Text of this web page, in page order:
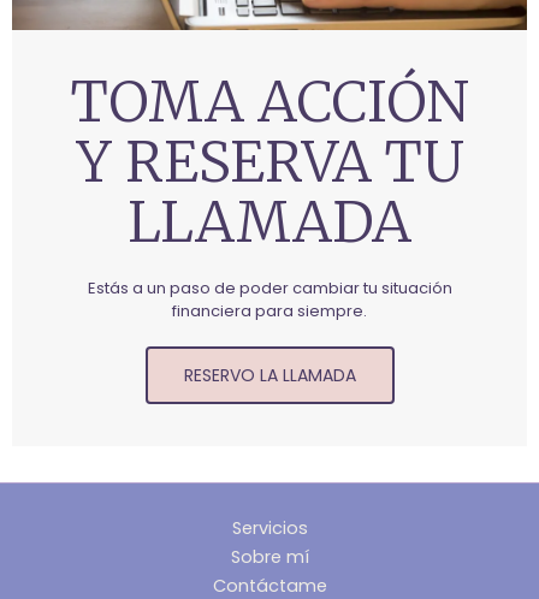
TOMA ACCIÓN
Y RESERVA TU
LLAMADA
Estás a un paso de poder cambiar tu situación
financiera para siempre.
RESERVO LA LLAMADA
Servicios
Sobre mí
Contáctame